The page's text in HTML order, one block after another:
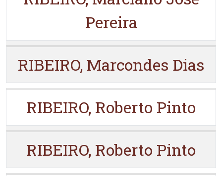
Pereira
RIBEIRO, Marcondes Dias
RIBEIRO, Roberto Pinto
RIBEIRO, Roberto Pinto